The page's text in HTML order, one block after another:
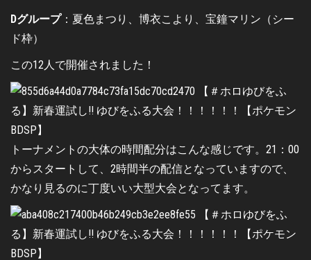
Dグループ：夏色まつり、博衣こより、宝鐘マリン（シー
ド枠）
この12人で開催されました！
トーナメントの大体の時間配分はこんな感じです。21：00
からスタートして、2時間半の配信となっていますので、
かなり見るのに丁度いい大型大会となってます。